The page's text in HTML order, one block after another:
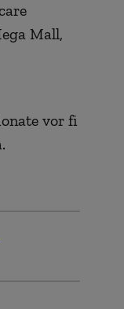
Mall,
vor fi